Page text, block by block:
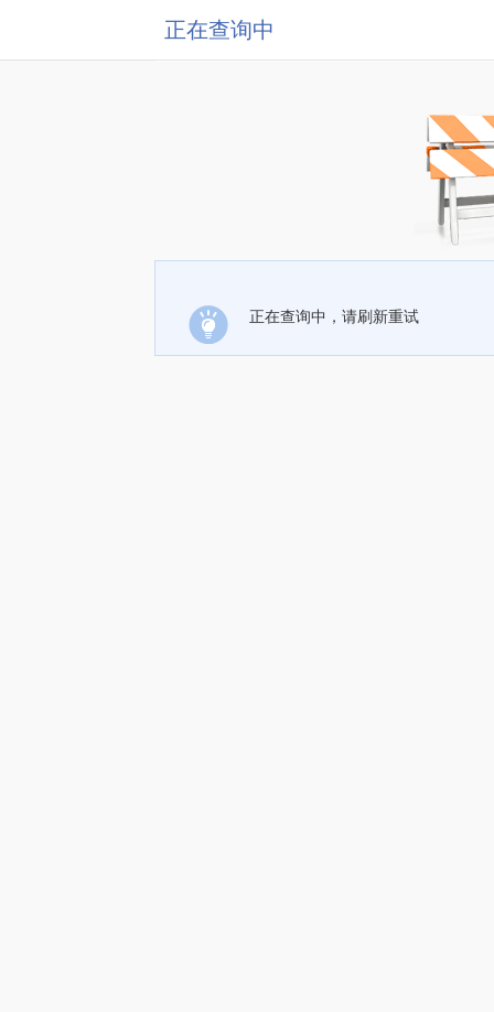
正在查询中
正在查询中，请刷新重试